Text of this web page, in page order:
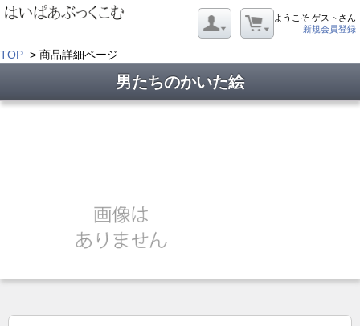
ようこそ ゲストさん
新規会員登録
TOP > 商品詳細ページ
男たちのかいた絵